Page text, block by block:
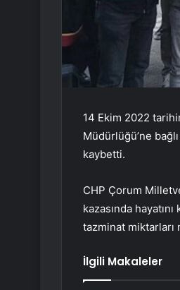
14 Ekim 2022
Müdürlüğü’ne
kaybetti.
CHP Çorum
kazasında
tazminat miktarları
İlgili Makaleler